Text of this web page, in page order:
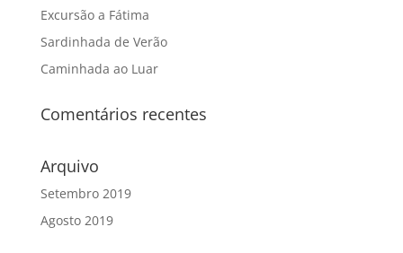
Excursão a Fátima
Sardinhada de Verão
Caminhada ao Luar
Comentários recentes
Arquivo
Setembro 2019
Agosto 2019